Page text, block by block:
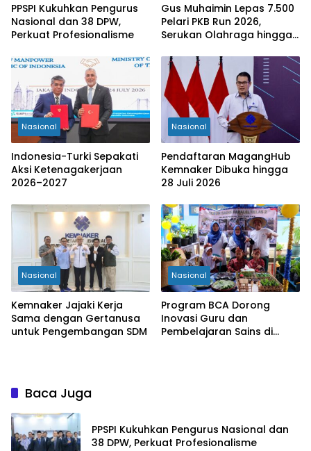
PPSPI Kukuhkan Pengurus
Nasional dan 38 DPW,
Perkuat Profesionalisme
Gus Muhaimin Lepas 7.500
Pelari PKB Run 2026,
Serukan Olahraga hingga
Nasional
Indonesia-Turki Sepakati
Aksi Ketenagakerjaan
2026–2027
Nasional
Pendaftaran MagangHub
Kemnaker Dibuka hingga
28 Juli 2026
Nasional
Kemnaker Jajaki Kerja
Sama dengan Gertanusa
untuk Pengembangan SDM
Nasional
Program BCA Dorong
Inovasi Guru dan
Pembelajaran Sains di
Baca Juga
PPSPI Kukuhkan Pengurus Nasional dan
38 DPW, Perkuat Profesionalisme